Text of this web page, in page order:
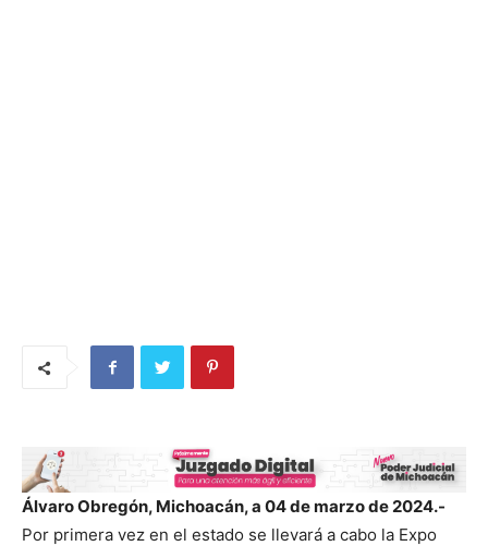
Álvaro Obregón, Michoacán, a 04 de marzo de 2024.-
Por primera vez en el estado se llevará a cabo la Expo